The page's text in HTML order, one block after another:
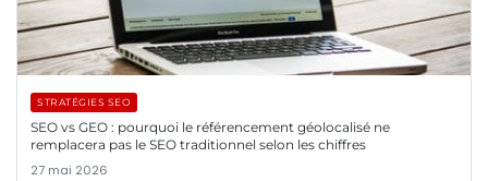
STRATÉGIES SEO
SEO vs GEO : pourquoi le référencement géolocalisé ne
remplacera pas le SEO traditionnel selon les chiffres
27 mai 2026